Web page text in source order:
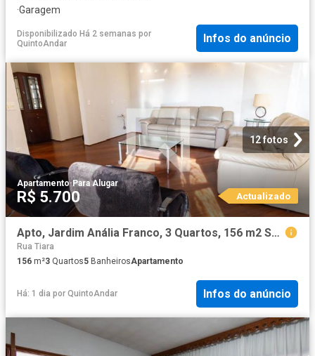
·Garagem
Disponibilizado Há 2 semanas por
QuintoAndar
Infos do anúncio
12 fotos
Apartamento·Para Alugar
R$ 5.700 Actualizado
Apto, Jardim Anália Franco, 3 Quartos, 156 m2 São Paulo
Rua Tiara
156 m²3 Quartos5 BanheirosApartamento
Há: 1 dia por QuintoAndar Infos do anúncio